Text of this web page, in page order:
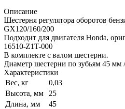
Описание
Шестерня регулятора оборотов
GX120/160/200
Подходит для двигателя Honda,
16510-Z1T-000
В комплекте с валом шестерни.
Диаметр шестерни по зубьям 45 мм
Характеристики
Вес, кг
0,03
Высота, мм
25
Длина, мм
45